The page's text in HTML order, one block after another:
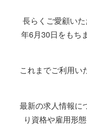
長らくご愛顧い
年6月30日をもち
これまでご利用い
最新の求人情報に
り資格や雇用形